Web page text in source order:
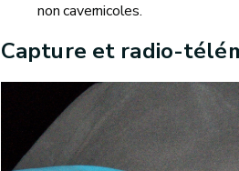
non cavernicoles.
Capture et radio-